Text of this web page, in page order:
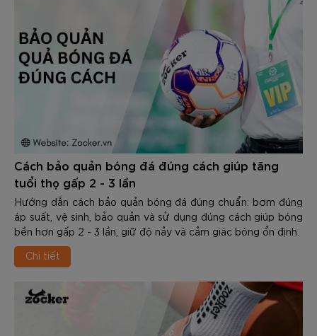
Cách bảo quản bóng đá đúng cách giúp tăng
tuổi thọ gấp 2 - 3 lần
Hướng dẫn cách bảo quản bóng đá đúng chuẩn: bơm đúng
áp suất, vệ sinh, bảo quản và sử dụng đúng cách giúp bóng
bền hơn gấp 2 - 3 lần, giữ độ nảy và cảm giác bóng ổn định.
Chi tiết